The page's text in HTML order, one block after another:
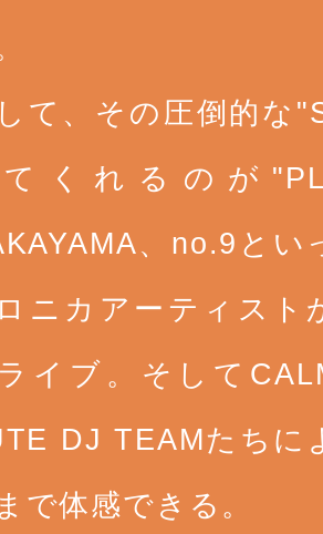
て、その圧倒的な
てくれるのが
、no.9と
ニカアーティスト
イブ。そして
DJ TEAMたちに
で体感できる。